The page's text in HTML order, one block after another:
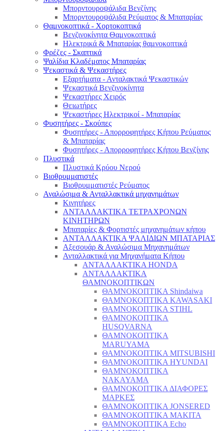
Μπορντουροψάλιδα Βενζίνης
Μπορντουροψάλιδα Ρεύματος & Μπαταρίας
Θαμνοκοπτικά - Χορτοκοπτικά
Βενζινοκίνητα Θαμνοκοπτικά
Ηλεκτρικά & Μπαταρίας θαμνοκοπτικά
Φρέζες - Σκαπτικά
Ψαλίδια Κλαδέματος Μπαταρίας
Ψεκαστικά & Ψεκαστήρες
Εξαρτήματα - Ανταλακτικά Ψεκαστικών
Ψεκαστικά Βενζινοκίνητα
Ψεκαστήρες Χειρός
Θειωτήρες
Ψεκαστήρες Ηλεκτρικοί - Μπαταρίας
Φυσητήρες - Σκούπες
Φυσητήρες - Απορροφητήρες Κήπου Ρεύματος
& Μπαταρίας
Φυσητήρες - Απορροφητήρες Κήπου Βενζίνης
Πλυστικά
Πλυστικά Κρύου Νερού
Βιοθρυμματιστές
Βιοθρυμματιστές Ρεύματος
Αναλώσιμα & Ανταλλακτικά μηχανημάτων
Κινητήρες
ΑΝΤΑΛΛΑΚΤΙΚΑ ΤΕΤΡΑΧΡΟΝΩΝ
ΚΙΝΗΤΗΡΩΝ
Μπαταρίες & Φορτιστές μηχανημάτων κήπου
ΑΝΤΑΛΛΑΚΤΙΚΑ ΨΑΛΙΔΙΩΝ ΜΠΑΤΑΡΙAΣ
Αξεσουάρ & Αναλώσιμα Μηχανημάτων
Ανταλλακτικά για Μηχανήματα Κήπου
ΑΝΤΑΛΛΑΚΤΙΚΑ HONDA
ΑΝΤΑΛΛΑΚΤΙΚΑ
ΘΑΜΝΟΚΟΠΤΙΚΩΝ
ΘΑΜΝΟΚΟΠΤΙΚΑ Shindaiwa
ΘΑΜΝΟΚΟΠΤΙΚΑ KAWASAKI
ΘΑΜΝΟΚΟΠΤΙΚΑ STIHL
ΘΑΜΝΟΚΟΠΤΙΚΑ
HUSQVARNA
ΘΑΜΝΟΚΟΠΤΙΚΑ
MARUYAMA
ΘΑΜΝΟΚΟΠΤΙΚΑ MITSUBISHI
ΘΑΜΝΟΚΟΠΤΙΚΑ HYUNDAI
ΘΑΜΝΟΚΟΠΤΙΚΑ
NAKAYAMA
ΘΑΜΝΟΚΟΠΤΙΚΑ ΔΙΑΦΟΡΕΣ
ΜΑΡΚΕΣ
ΘΑΜΝΟΚΟΠΤΙΚΑ JONSERED
ΘΑΜΝΟΚΟΠΤΙΚΑ MAKITA
ΘΑΜΝΟΚΟΠΤΙΚΑ Echo